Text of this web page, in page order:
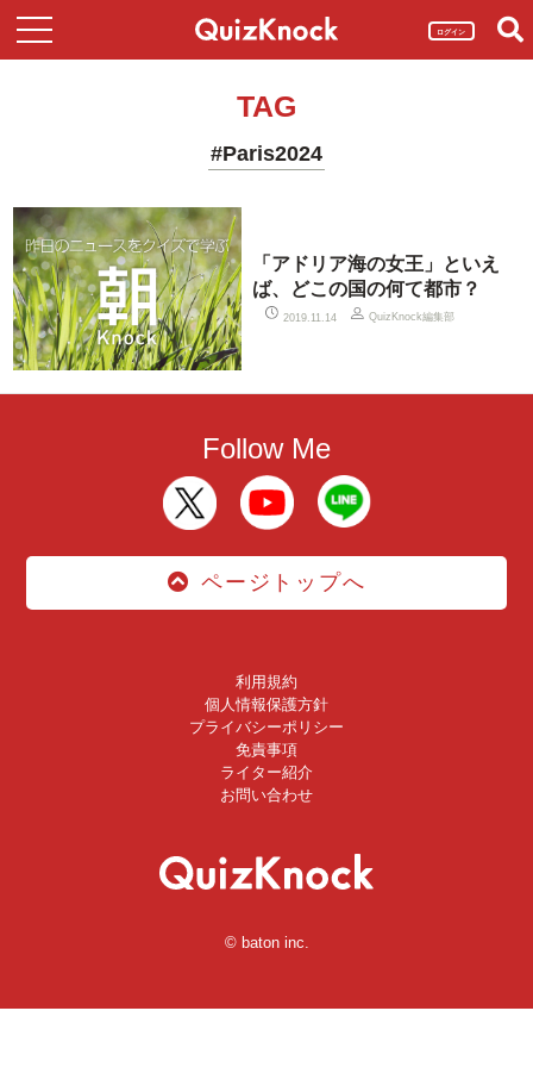
ログイン
TAG
#Paris2024
「アドリア海の女王」といえ
ば、どこの国の何て都市？
2019.11.14 QuizKnock編集部
Follow Me
ページトップへ
利用規約
個人情報保護方針
プライバシーポリシー
免責事項
ライター紹介
お問い合わせ
© baton inc.